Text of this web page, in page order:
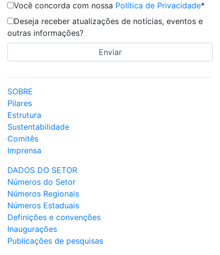
Você concorda com nossa Política de Privacidade*
Deseja receber atualizações de notícias, eventos e
outras informações?
SOBRE
Pilares
Estrutura
Sustentabilidade
Comitês
Imprensa
DADOS DO SETOR
Números do Setor
Números Regionais
Números Estaduais
Definições e convenções
Inaugurações
Publicações de pesquisas